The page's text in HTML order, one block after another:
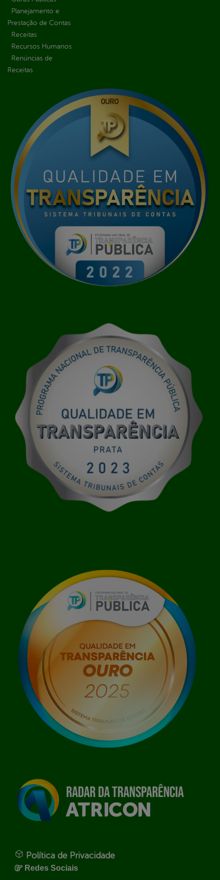
Planejamento e
Prestação de Contas
Receitas
Recursos Humanos
Renúncias de
Receitas
Política de Privacidade
Redes Sociais